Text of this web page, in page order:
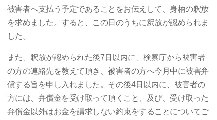
被害者へ支払う予定であることをお伝えして、身柄の釈放
を求めました。すると、この日のうちに釈放が認められま
した。
また、釈放が認められた後7日以内に、検察庁から被害者
の方の連絡先を教えて頂き、被害者の方へ今月中に被害弁
償する旨を申し入れました。その後4日以内に、被害者の
方には、弁償金を受け取って頂くこと、及び、受け取った
弁償金以外はお金を請求しない約束をすることについてご